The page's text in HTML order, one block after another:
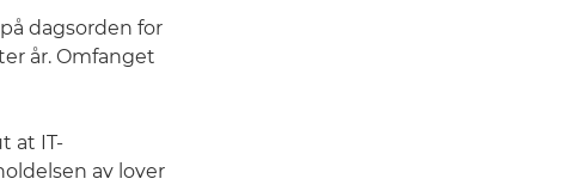
dagsorden for
år. Omfanget
at IT-
av lover